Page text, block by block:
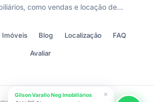
como vendas e locação de…
Imóveis Blog Localização FAQ
Avaliar
Gilson Varallo Neg Imobiliários